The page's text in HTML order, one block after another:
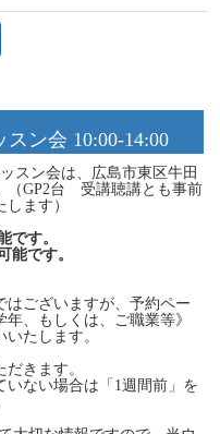
スン会 10:00-14:00
スン会は、広島市東区牛田
（GP2台 受講聴講とも事前
ます）
です。
能です。
はございますが、予約ペー
、もしくは、ご職業等》
たします。
きます。
いない場合は「1週間前」を